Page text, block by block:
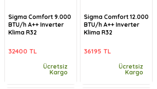
Sigma Comfort 9.000
BTU/h A++ Inverter
Klima R32
32400 TL
Ücretsiz
Kargo
Sigma Comfort 12.000
BTU/h A++ Inverter
Klima R32
36195 TL
Ücretsiz
Kargo